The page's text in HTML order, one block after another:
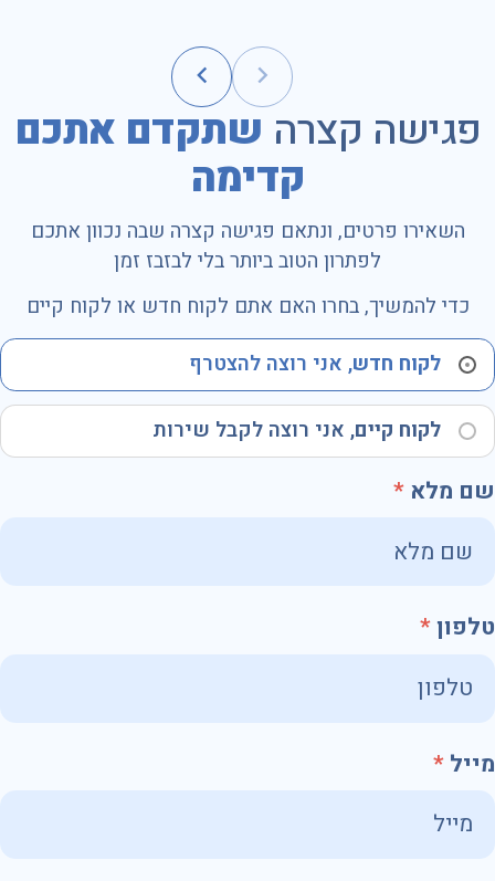
פגישה קצרה שתקדם אתכם
קדימה
השאירו פרטים, ונתאם פגישה קצרה שבה נכוון אתכם
לפתרון הטוב ביותר בלי לבזבז זמן
כדי להמשיך, בחרו האם אתם לקוח חדש או לקוח קיים
לקוח חדש, אני רוצה להצטרף
לקוח קיים, אני רוצה לקבל שירות
שם מלא
טלפון
מייל